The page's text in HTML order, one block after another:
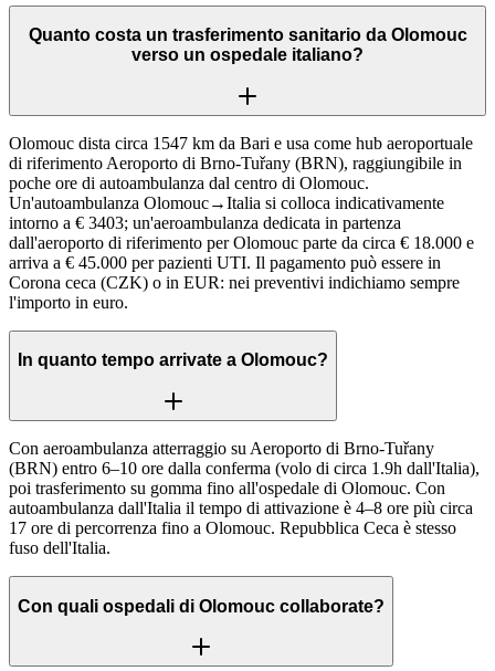
Quanto costa un trasferimento sanitario da Olomouc
verso un ospedale italiano?
Olomouc dista circa 1547 km da Bari e usa come hub aeroportuale
di riferimento Aeroporto di Brno-Tuřany (BRN), raggiungibile in
poche ore di autoambulanza dal centro di Olomouc.
Un'autoambulanza Olomouc→Italia si colloca indicativamente
intorno a € 3403; un'aeroambulanza dedicata in partenza
dall'aeroporto di riferimento per Olomouc parte da circa € 18.000 e
arriva a € 45.000 per pazienti UTI. Il pagamento può essere in
Corona ceca (CZK) o in EUR: nei preventivi indichiamo sempre
l'importo in euro.
In quanto tempo arrivate a Olomouc?
Con aeroambulanza atterraggio su Aeroporto di Brno-Tuřany
(BRN) entro 6–10 ore dalla conferma (volo di circa 1.9h dall'Italia),
poi trasferimento su gomma fino all'ospedale di Olomouc. Con
autoambulanza dall'Italia il tempo di attivazione è 4–8 ore più circa
17 ore di percorrenza fino a Olomouc. Repubblica Ceca è stesso
fuso dell'Italia.
Con quali ospedali di Olomouc collaborate?